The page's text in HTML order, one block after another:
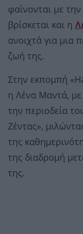
φαίνονται με
βρίσκεται και η
ανοιχτά για μια
ζωή της.
Στην εκπομπή
η Λένα Μαντά,
την περιοδεία
Ζέντας»,
της
της διαδρομή
της.